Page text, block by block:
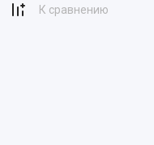
К сравнению